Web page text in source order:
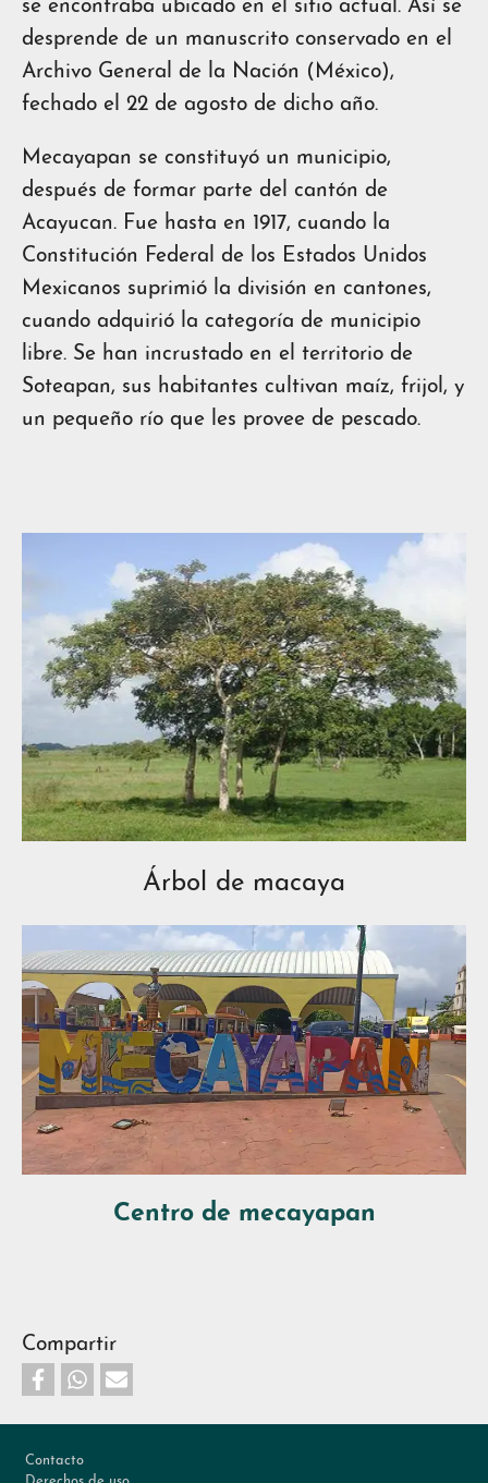
se encontraba ubicado en el sitio actual. Así se
desprende de un manuscrito conservado en el
Archivo General de la Nación (México),
fechado el 22 de agosto de dicho año.
Mecayapan se constituyó un municipio,
después de formar parte del cantón de
Acayucan. Fue hasta en 1917, cuando la
Constitución Federal de los Estados Unidos
Mexicanos suprimió la división en cantones,
cuando adquirió la categoría de municipio
libre. Se han incrustado en el territorio de
Soteapan, sus habitantes cultivan maíz, frijol, y
un pequeño río que les provee de pescado.
Árbol de macaya
Centro de mecayapan
Compartir
Contacto